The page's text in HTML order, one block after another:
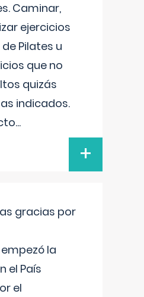
Caminar,
ejercicios
Pilates u
que no
quizás
indicados.
...
+
gracias por
la
el País
el